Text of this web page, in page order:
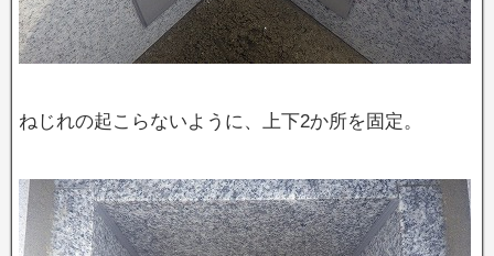
ねじれの起こらないように、上下2か所を固定。